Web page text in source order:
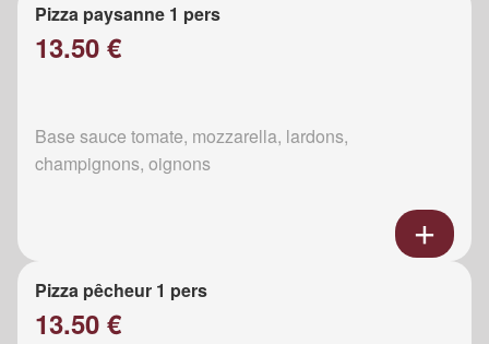
Pizza paysanne 1 pers
13.50 €
Base sauce tomate, mozzarella, lardons,
champignons, oignons
Pizza pêcheur 1 pers
13.50 €